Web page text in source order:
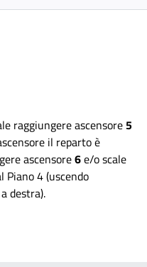
raggiungere ascensore5
il reparto è
ascensore6e/o scale
Piano 4 (uscendo
a destra).